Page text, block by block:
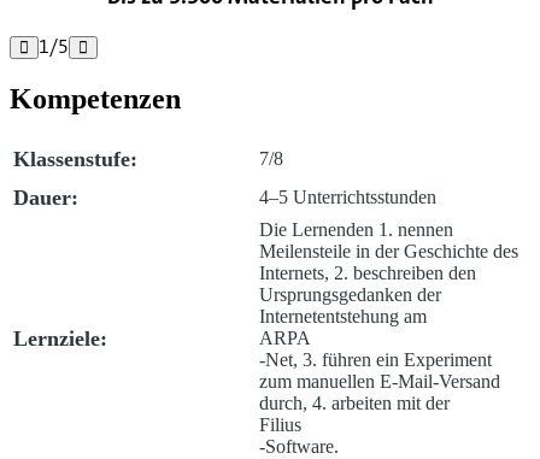
 1/5 
Kompetenzen
Klassenstufe: 7/8
Dauer: 4–5 Unterrichtsstunden
Lernziele:
Die Lernenden 1. nennen
Meilensteile in der Geschichte des
Internets, 2. beschreiben den
Ursprungsgedanken der
Internetentstehung am
ARPA
-Net, 3. führen ein Experiment
zum manuellen E-Mail-Versand
durch, 4. arbeiten mit der
Filius
-Software.